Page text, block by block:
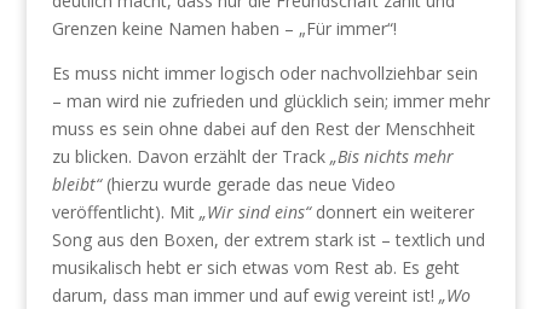
Grenzen keine Namen haben – „Für immer“!
Es muss nicht immer logisch oder nachvollziehbar sein
– man wird nie zufrieden und glücklich sein; immer mehr
muss es sein ohne dabei auf den Rest der Menschheit
zu blicken. Davon erzählt der Track „Bis nichts mehr
bleibt“(hierzu wurde gerade das neue Video
veröffentlicht). Mit „Wir sind eins“donnert ein weiterer
Song aus den Boxen, der extrem stark ist – textlich und
musikalisch hebt er sich etwas vom Rest ab. Es geht
darum, dass man immer und auf ewig vereint ist! „Wo